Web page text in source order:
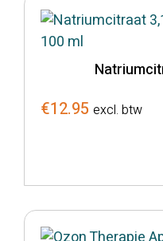
€12.95 excl. btw